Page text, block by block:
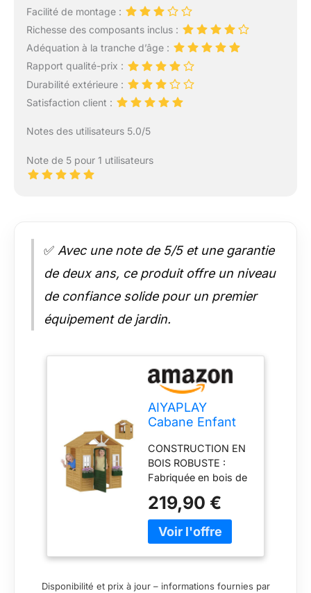
Facilité de montage :
Richesse des composants inclus :
Adéquation à la tranche d’âge :
Rapport qualité-prix :
Durabilité extérieure :
Satisfaction client :
Notes des utilisateurs 5.0/5
Note de 5 pour 1 utilisateurs
✅ Avec une note de 5/5 et une garantie
de deux ans, ce produit offre un niveau
de confiance solide pour un premier
équipement de jardin.
AIYAPLAY
Cabane Enfant
3-8 Ans 134,5 x
97 x 150 cm
Marron
CONSTRUCTION EN
BOIS ROBUSTE :
Fabriquée en bois de
peinture à base
d'eau, faible en
odeur, cette cabane
219,90 €
Disponibilité et prix à jour – informations fournies par